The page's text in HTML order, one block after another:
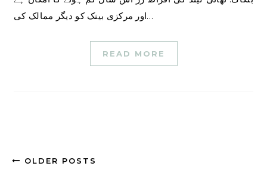
اور مرکزی بینک کو دیگر ممالک کی…
READ MORE
OLDER POSTS